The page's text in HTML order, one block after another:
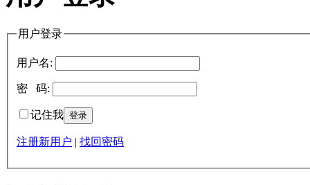
用户登录
用户名:
密 码:
记住我
注册新用户 找回密码